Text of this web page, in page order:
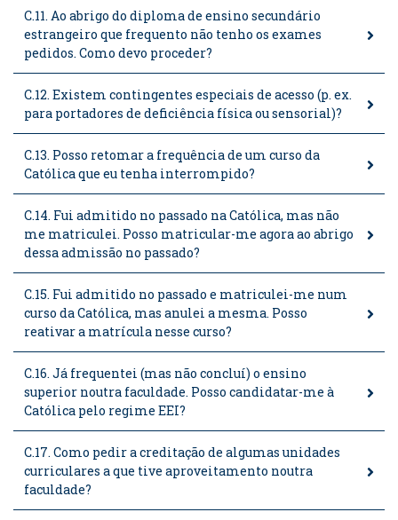
C.11. Ao abrigo do diploma de ensino secundário
estrangeiro que frequento não tenho os exames
pedidos. Como devo proceder?
C.12. Existem contingentes especiais de acesso (p. ex.
para portadores de deficiência física ou sensorial)?
C.13. Posso retomar a frequência de um curso da
Católica que eu tenha interrompido?
C.14. Fui admitido no passado na Católica, mas não
me matriculei. Posso matricular-me agora ao abrigo
dessa admissão no passado?
C.15. Fui admitido no passado e matriculei-me num
curso da Católica, mas anulei a mesma. Posso
reativar a matrícula nesse curso?
C.16. Já frequentei (mas não concluí) o ensino
superior noutra faculdade. Posso candidatar-me à
Católica pelo regime EEI?
C.17. Como pedir a creditação de algumas unidades
curriculares a que tive aproveitamento noutra
faculdade?